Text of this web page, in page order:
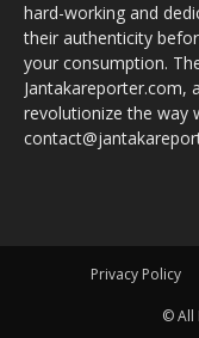
hard-working and
their authenticity
your consumption.
Jantakareporter.com,
revolutionize the way
Privacy Policy
© All